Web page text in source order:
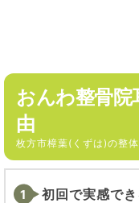
おんわ整骨
由
枚方市樟葉(くずは)の整
初回で実感で